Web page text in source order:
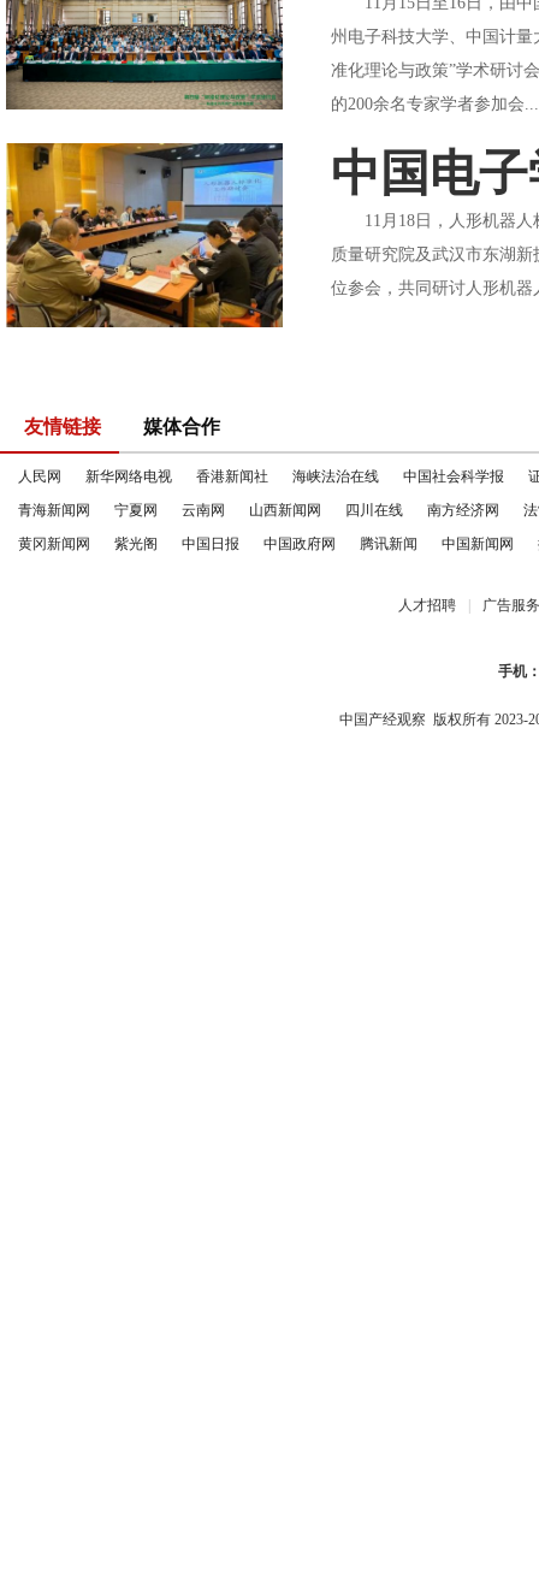
州电子科技大学、中国计
准化理论与政策”学术研讨
的200余名专家学者参加会
中国电
11月18日，人形机器人
质量研究院及武汉市东湖
位参会，共同研讨人形机
友情链接 媒体合作
人民网 新华网络电视 香港新闻社 海峡法治在线 中国社会科学报
青海新闻网
宁夏网 云南网 山西新闻网 四川在线 南方经济网
黄冈新闻网
紫光阁 中国日报 中国政府网 腾讯新闻 中国新闻网
人才招聘 广告服务
手机
中国产经观察 版权所有 2023-